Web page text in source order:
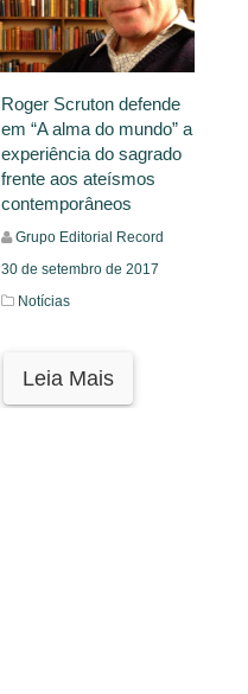
Roger Scruton defende
em “A alma do mundo” a
experiência do sagrado
frente aos ateísmos
contemporâneos
Grupo Editorial Record
30 de setembro de 2017
Notícias
Leia Mais